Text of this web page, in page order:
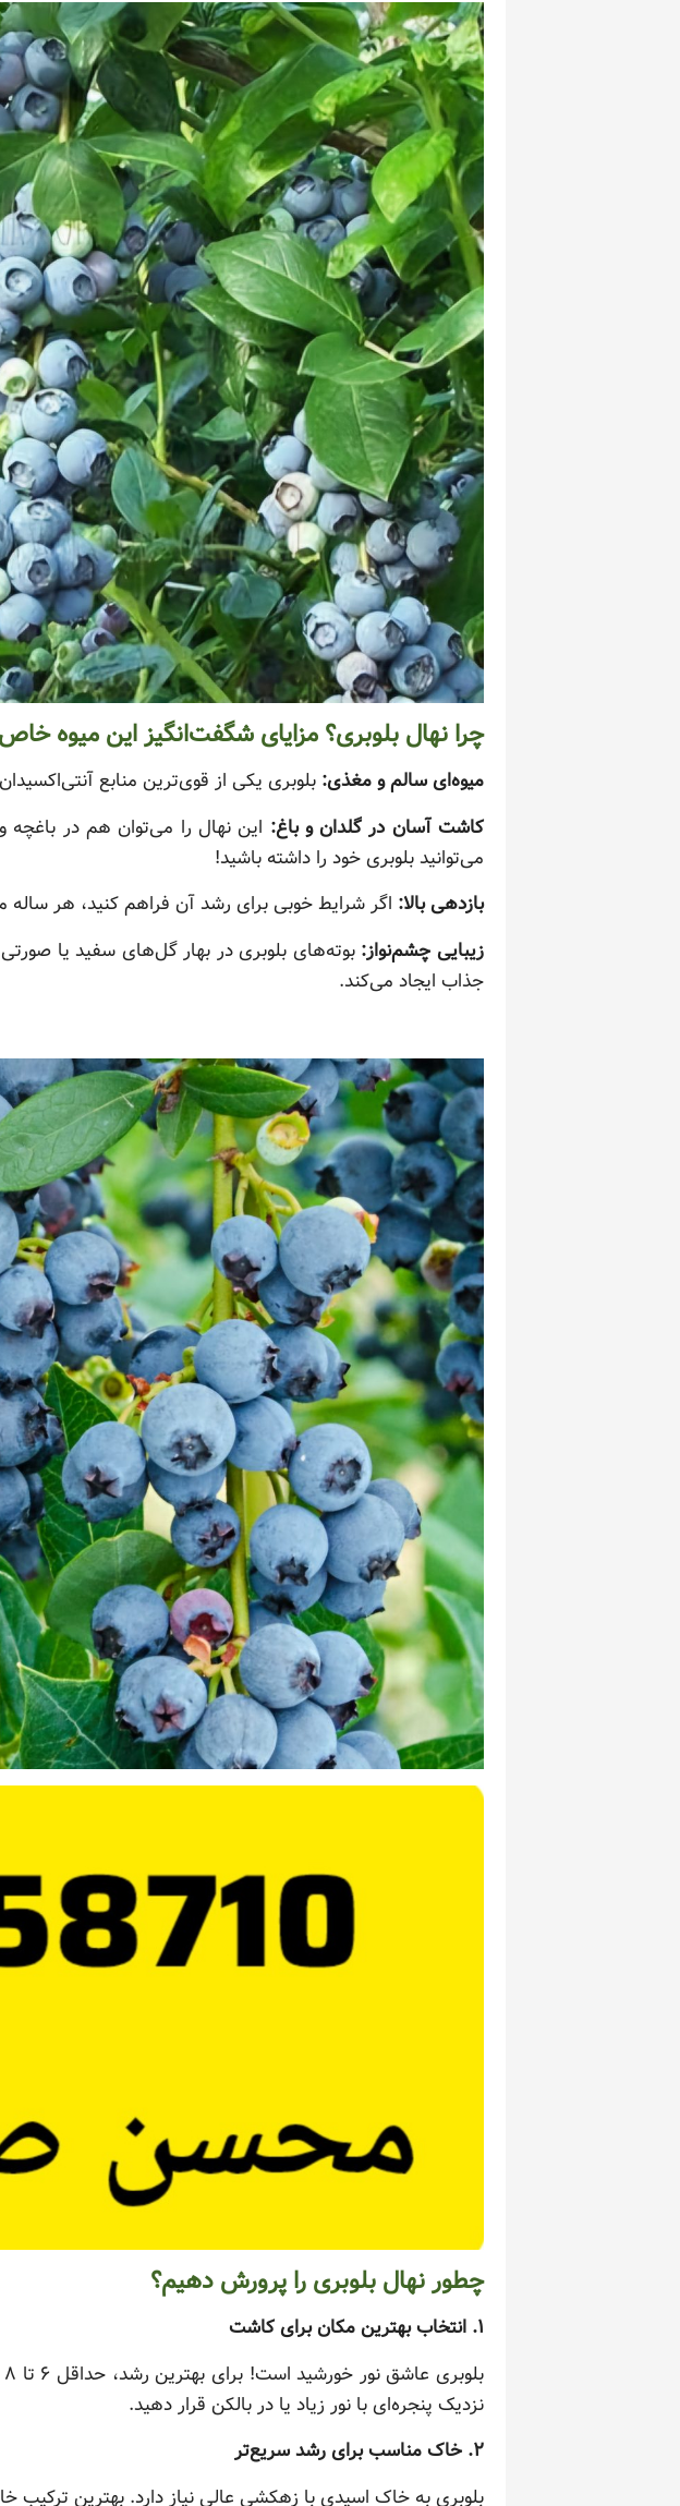
چرا نهال بلوبری؟ مزایای شگفت‌انگیز این میوه خاص
میوه‌ای سالم و مغذی: بلوبری یکی از قوی‌ترین منابع
کاشت آسان در گلدان و باغ: این نهال را می‌توان هم در
می‌توانید بلوبری خود را داشته باشید!
بازدهی بالا: اگر شرایط خوبی برای رشد آن فراهم کنید، هر
زیبایی چشم‌نواز: بوته‌های بلوبری در بهار گل‌های سفید یا
جذاب ایجاد می‌کند.
چطور نهال بلوبری را پرورش دهیم؟
۱. انتخاب بهترین مکان برای کاشت
نزدیک پنجره‌ای با نور زیاد یا در بالکن قرار دهید.
۲. خاک مناسب برای رشد سریع‌تر
بلوبری به خاک اسیدی با زهکشی عالی نیاز دارد. بهترین ترکیب